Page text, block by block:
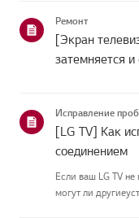
руководство
Ремонт
[Экран
затемняется
Исправление
[LG TV] Как
соединением
Если ваш LG TV не
могут ли